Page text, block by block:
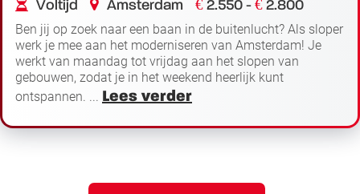
Voltijd Amsterdam € 2.550 - € 2.800
Ben jij op zoek naar een baan in de buitenlucht? Als sloper
werk je mee aan het moderniseren van Amsterdam! Je
werkt van maandag tot vrijdag aan het slopen van
gebouwen, zodat je in het weekend heerlijk kunt
ontspannen. ... Lees verder